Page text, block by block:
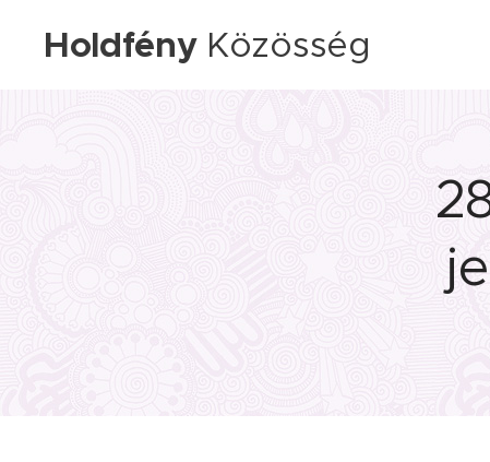
HoldfényKözösség